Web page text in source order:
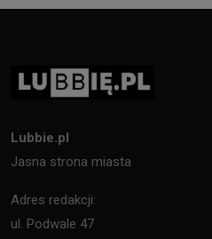
Lubbie.pl
Jasna strona miasta
Adres redakcji:
ul. Podwale 47